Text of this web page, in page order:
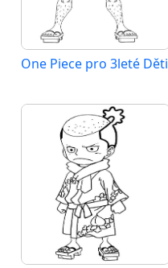
One Piece pro 3leté Děti